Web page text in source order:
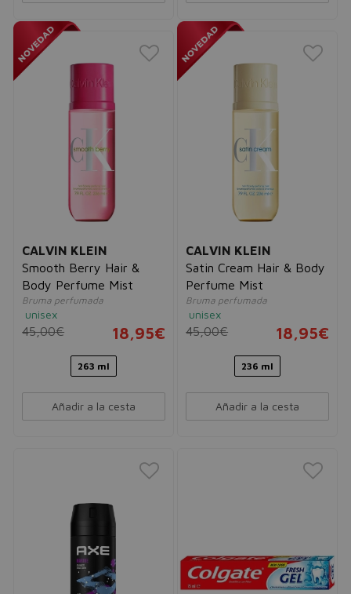
CALVIN KLEIN
Smooth Berry Hair &
Body Perfume Mist
Bruma perfumada
unisex
45,00€ 18,95€
263 ml
Añadir a la cesta
CALVIN KLEIN
Satin Cream Hair & Body
Perfume Mist
Bruma perfumada
unisex
45,00€ 18,95€
236 ml
Añadir a la cesta